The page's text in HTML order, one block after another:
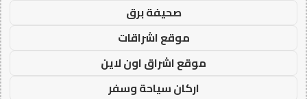
صحيفة برق
موقع اشراقات
موقع اشراق اون لاين
اركان سياحة وسفر